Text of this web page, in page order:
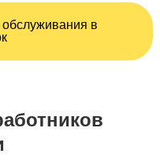
обслуживания в